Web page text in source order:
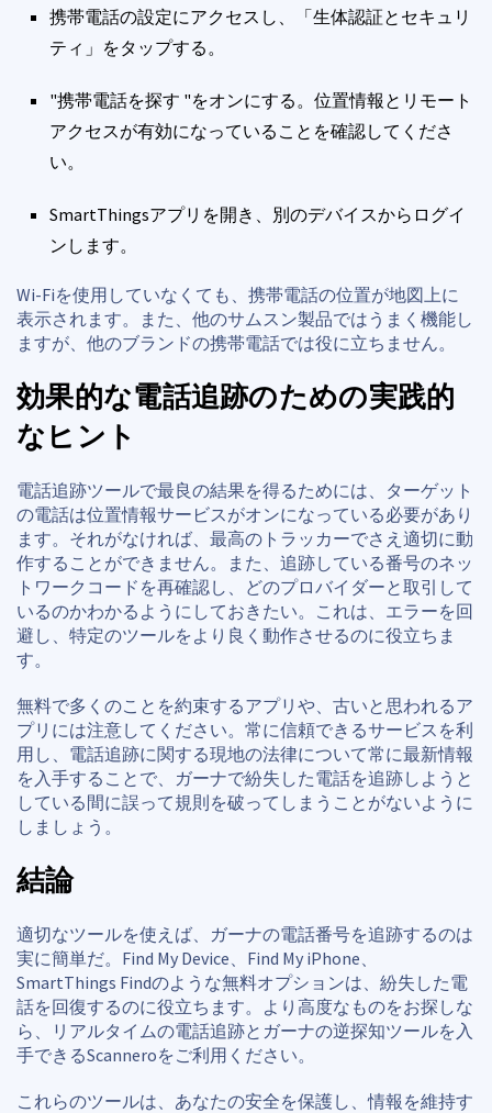
携帯電話の設定にアクセスし、「生体認証とセキュリ
ティ」をタップする。
"携帯電話を探す "をオンにする。位置情報とリモート
アクセスが有効になっていることを確認してくださ
い。
SmartThingsアプリを開き、別のデバイスからログイ
ンします。
Wi-Fiを使用していなくても、携帯電話の位置が地図上に
表示されます。また、他のサムスン製品ではうまく機能し
ますが、他のブランドの携帯電話では役に立ちません。
効果的な電話追跡のための実践的
なヒント
電話追跡ツールで最良の結果を得るためには、ターゲット
の電話は位置情報サービスがオンになっている必要があり
ます。それがなければ、最高のトラッカーでさえ適切に動
作することができません。また、追跡している番号のネッ
トワークコードを再確認し、どのプロバイダーと取引して
いるのかわかるようにしておきたい。これは、エラーを回
避し、特定のツールをより良く動作させるのに役立ちま
す。
無料で多くのことを約束するアプリや、古いと思われるア
プリには注意してください。常に信頼できるサービスを利
用し、電話追跡に関する現地の法律について常に最新情報
を入手することで、ガーナで紛失した電話を追跡しようと
している間に誤って規則を破ってしまうことがないように
しましょう。
結論
適切なツールを使えば、ガーナの電話番号を追跡するのは
実に簡単だ。Find My Device、Find My iPhone、
SmartThings Findのような無料オプションは、紛失した電
話を回復するのに役立ちます。より高度なものをお探しな
ら、リアルタイムの電話追跡とガーナの逆探知ツールを入
手できるScanneroをご利用ください。
これらのツールは、あなたの安全を保護し、情報を維持す